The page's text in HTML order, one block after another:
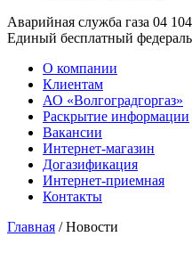
Аварийная служба газа 04 104
Единый бесплатный
О компании
Клиентам
АО «Волгоградгоргаз»
Раскрытие информации
Вакансии
Интернет-магазин
Догазификация
Интернет-приемная
Контакты
Главная / Новости